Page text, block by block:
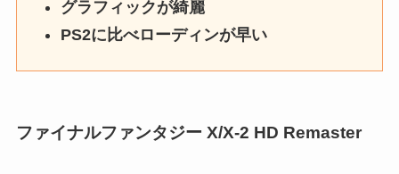
グラフィックが綺麗
PS2に比べローディンが早い
ファイナルファンタジー X/X-2 HD Remaster